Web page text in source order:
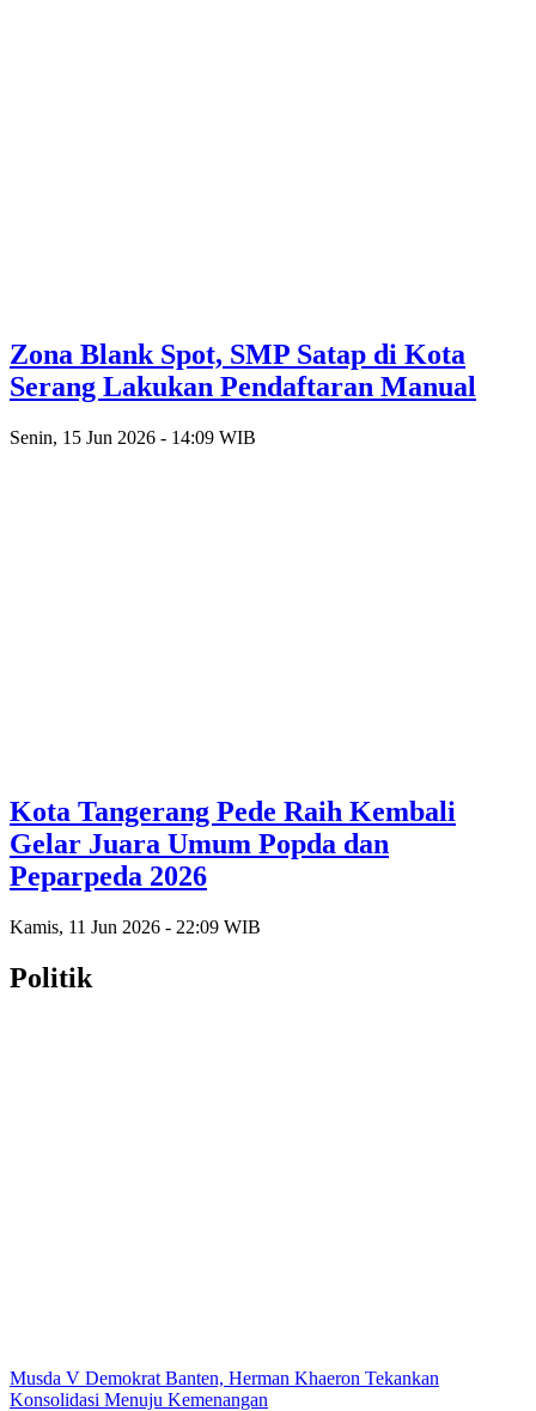
Zona Blank Spot, SMP Satap di Kota
Serang Lakukan Pendaftaran Manual
Senin, 15 Jun 2026 - 14:09 WIB
Kota Tangerang Pede Raih Kembali
Gelar Juara Umum Popda dan
Peparpeda 2026
Kamis, 11 Jun 2026 - 22:09 WIB
Politik
Musda V Demokrat Banten, Herman Khaeron Tekankan
Konsolidasi Menuju Kemenangan